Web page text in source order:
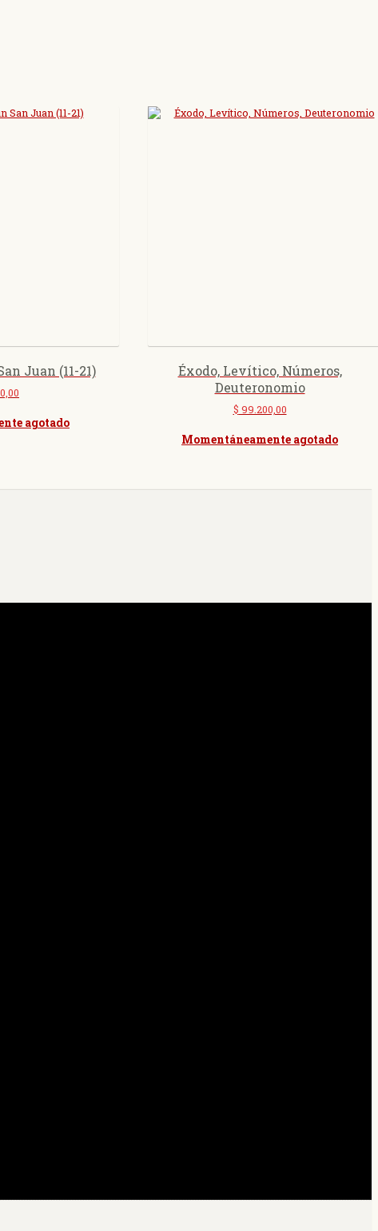
Juan (11-21)
agotado
Éxodo, Levítico, Números,
Deuteronomio
$ 99.200,00
Momentáneamente agotado